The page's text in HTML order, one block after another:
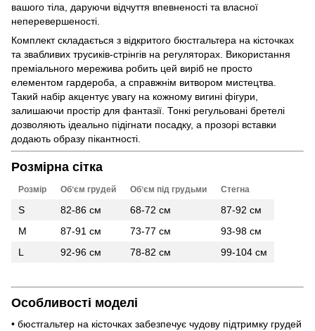
вашого тіла, даруючи відчуття впевненості та власної
неперевершеності.
Комплект складається з відкритого бюстгальтера на кісточках
та звабливих трусиків-стрінгів на регуляторах. Використання
преміального мережива робить цей виріб не просто
елементом гардероба, а справжнім витвором мистецтва.
Такий набір акцентує увагу на кожному вигині фігури,
залишаючи простір для фантазії. Тонкі регульовані бретелі
дозволяють ідеально підігнати посадку, а прозорі вставки
додають образу пікантності.
Розмірна сітка
Розмір Обʼєм грудей Обʼєм під грудьми Стегна
S 82-86 см 68-72 см
87-92 см
M
87-91 см 73-77 см
93-98 см
L
92-96 см 78-82 см 99-104 см
Особливості моделі
• бюстгальтер на кісточках забезпечує чудову підтримку грудей